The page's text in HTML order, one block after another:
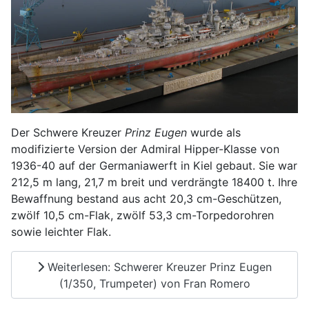
Der Schwere Kreuzer Prinz Eugen wurde als
modifizierte Version der Admiral Hipper-Klasse von
1936-40 auf der Germaniawerft in Kiel gebaut. Sie war
212,5 m lang, 21,7 m breit und verdrängte 18400 t. Ihre
Bewaffnung bestand aus acht 20,3 cm-Geschützen,
zwölf 10,5 cm-Flak, zwölf 53,3 cm-Torpedorohren
sowie leichter Flak.
Weiterlesen: Schwerer Kreuzer Prinz Eugen
(1/350, Trumpeter) von Fran Romero